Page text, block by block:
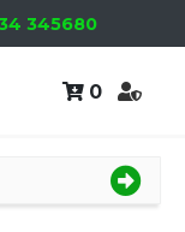
345680
0